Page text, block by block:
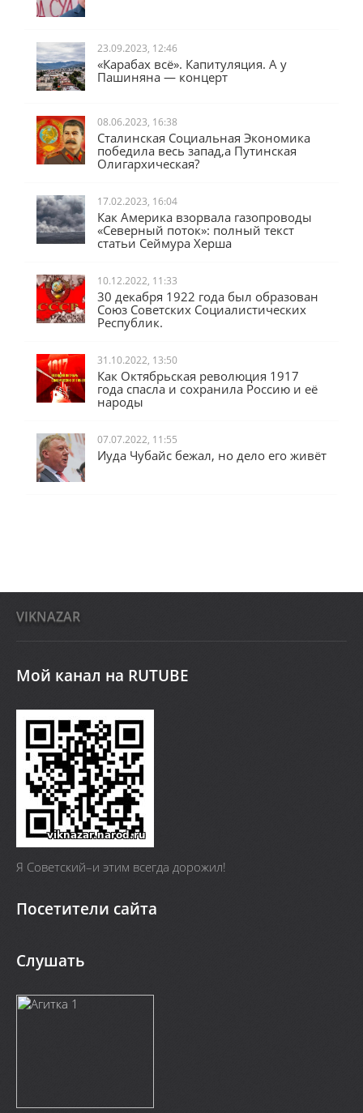
23.09.2023, 12:46
«Карабах всё». Капитуляция. А у
Пашиняна — концерт
08.06.2023, 16:38
Сталинская Социальная Экономика
победила весь запад,а Путинская
Олигархическая?
17.02.2023, 16:04
Как Америка взорвала газопроводы
«Северный поток»: полный текст
статьи Сеймура Херша
10.12.2022, 11:33
30 декабря 1922 года был образован
Союз Советских Социалистических
Республик.
31.10.2022, 13:50
Как Октябрьская революция 1917
года спасла и сохранила Россию и её
народы
07.07.2022, 11:55
Иуда Чубайс бежал, но дело его живёт
VIKNAZAR
Мой канал на RUTUBE
Я Cоветский–и этим всегда дорожил!
Посетители сайта
Слушать